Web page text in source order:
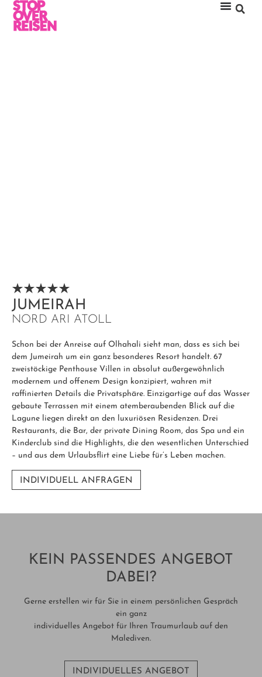
JUMEIRAH
NORD ARI ATOLL
Schon bei der Anreise auf Olhahali sieht man, dass es sich bei
dem Jumeirah um ein ganz besonderes Resort handelt. 67
zweistöckige Penthouse Villen in absolut außergewöhnlich
modernem und offenem Design konzipiert, wahren mit
raffinierten Details die Privatsphäre. Einzigartige auf das Wasser
gebaute Terrassen mit einem atemberaubenden Blick auf die
Lagune liegen direkt an den luxuriösen Residenzen. Drei
Restaurants, die Bar, der private Dining Room, das Spa und ein
Kinderclub sind die Highlights, die den wesentlichen Unterschied
– und aus dem Urlaubsflirt eine Liebe für’s Leben machen.
INDIVIDUELL ANFRAGEN
KEIN PASSENDES ANGEBOT
DABEI?
Gerne erstellen wir für Sie in einem persönlichen Gespräch
ein ganz
individuelles Angebot für Ihren Traumurlaub auf den
Malediven.
INDIVIDUELLES ANGEBOT